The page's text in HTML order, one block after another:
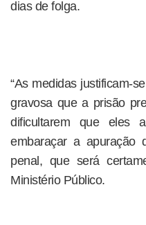
dias de folga.
“As medidas justificam-
gravosa que a prisão
dificultarem que eles
embaraçar a apuração
penal, que será
Ministério Público.